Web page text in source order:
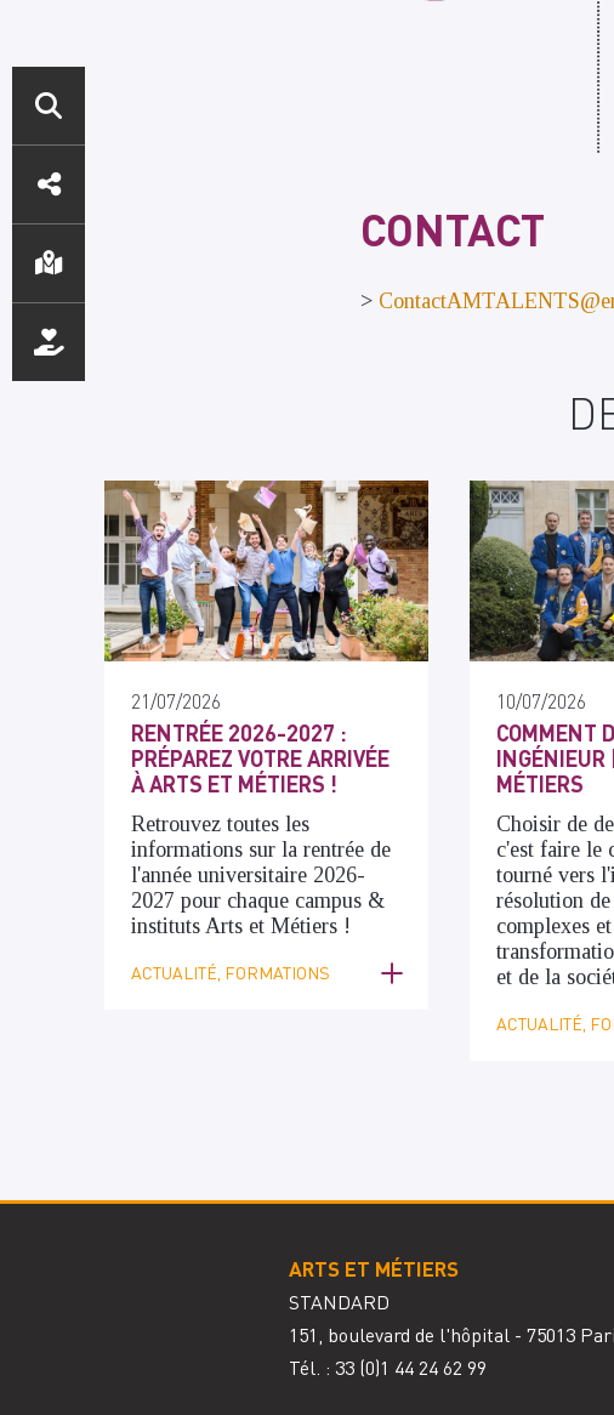
ACCÈS
DIRECTS
CONTACT
>
21/07/2026
RENTRÉE 2026-2027 :
PRÉPAREZ VOTRE ARRIVÉE
À ARTS ET MÉTIERS !
Retrouvez toutes les
informations sur la rentrée de
l'année universitaire 2026-
2027 pour chaque campus &
instituts Arts et Métiers !
ACTUALITÉ, FORMATIONS
10/07/2026
COMMENT
INGÉNIEUR
MÉTIERS
Choisir de
c'est faire le
tourné vers
résolution
complexes
et de la
ACTUALITÉ,
ARTS ET MÉTIERS
STANDARD
151, boulevard de l'hôpital - 75013
Tél. : 33 (0)1 44 24 62 99